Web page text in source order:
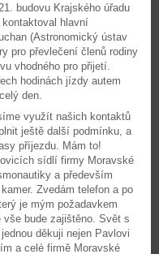
budovu Krajského úřadu
hlavní
(Astronomický ústav
pro převlečení členů rodiny
vhodného pro přijetí.
hodinách jízdy autem
den.
využít našich kontaktů
ještě další podmínku, a
příjezdu. Mám to!
sídlí firmy Moravské
a především
Zvedám telefon a po
je mým požadavkem
bude zajištěno. Svět s
děkuji nejen Pavlovi
a celé firmě Moravské